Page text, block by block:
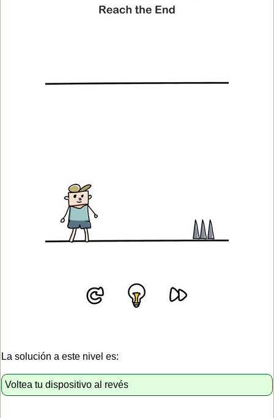
La solución a este nivel es:
Voltea tu dispositivo al revés